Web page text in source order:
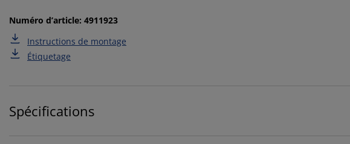
Numéro d’article: 4911923
Instructions de montage
Étiquetage
Spécifications